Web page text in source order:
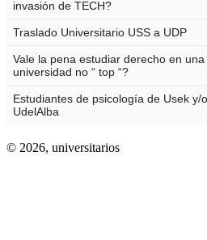
© 2026, universitarios